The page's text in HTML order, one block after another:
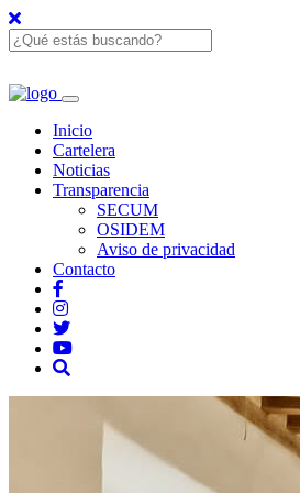
Inicio
Cartelera
Noticias
Transparencia
SECUM
OSIDEM
Aviso de privacidad
Contacto